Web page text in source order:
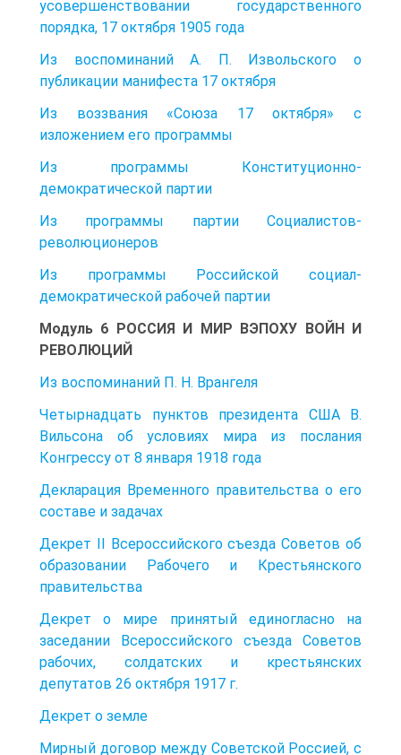
усовершенствовании государственного
порядка, 17 октября 1905 года
Из воспоминаний А. П. Извольского о
публикации манифеста 17 октября
Из воззвания «Союза 17 октября» с
изложением его программы
Из программы Конституционно-
демократической партии
Из программы партии Социалистов-
революционеров
Из программы Российской социал-
демократической рабочей партии
Модуль 6 РОССИЯ И МИР ВЭПОХУ ВОЙН И
РЕВОЛЮЦИЙ
Из воспоминаний П. Н. Врангеля
Четырнадцать пунктов президента США В.
Вильсона об условиях мира из послания
Конгрессу от 8 января 1918 года
Декларация Временного правительства о его
составе и задачах
Декрет II Всероссийского съезда Советов об
образовании Рабочего и Крестьянского
правительства
Декрет о мире принятый единогласно на
заседании Всероссийского съезда Советов
рабочих, солдатских и крестьянских
депутатов 26 октября 1917 г.
Декрет о земле
Мирный договор между Советской Россией, с